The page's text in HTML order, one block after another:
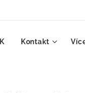
Kontakt